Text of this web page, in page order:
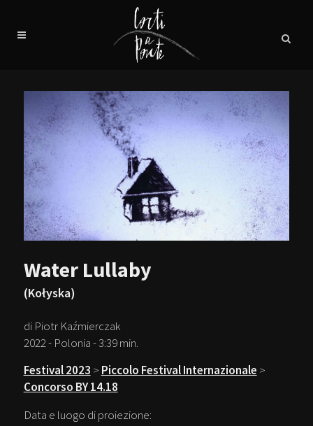
Water Lullaby
(Kołyska)
di Piotr Kaźmierczak
2022 - Polonia - 3:39 min.
Festival 2023 > Piccolo Festival Internazionale >
Concorso BY 14.18
Data e luogo di proiezione: